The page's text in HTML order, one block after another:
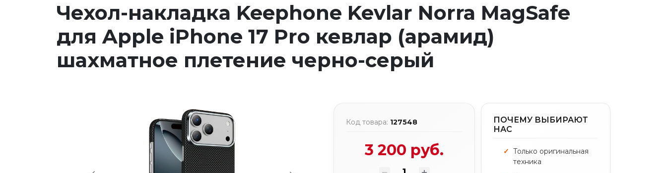
Чехол-накладка Keephone Kevlar Norra MagSafe
для Apple iPhone 17 Pro кевлар (арамид)
шахматное плетение черно-серый
Код товара: 127548
3 200 руб.
ПОЧЕМУ ВЫБИРАЮТ
НАС
Только оригинальная
техника